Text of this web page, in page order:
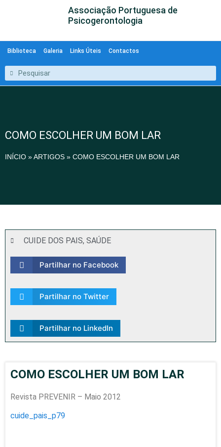
Associação Portuguesa de
Psicogerontologia
Biblioteca Galeria Links Úteis Contactos
COMO ESCOLHER UM BOM LAR
INÍCIO »ARTIGOS » COMO ESCOLHER UM BOM LAR
CUIDE DOS PAIS, SAÚDE
Partilhar no Facebook
Partilhar no Twitter
Partilhar no LinkedIn
COMO ESCOLHER UM BOM LAR
Revista PREVENIR – Maio 2012
cuide_pais_p79